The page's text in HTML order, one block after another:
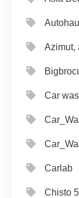
Azimut,
Car
Carlab
Chisto